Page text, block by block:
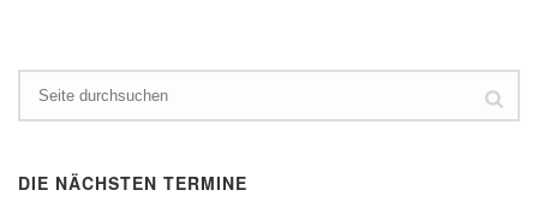
DIE NÄCHSTEN TERMINE